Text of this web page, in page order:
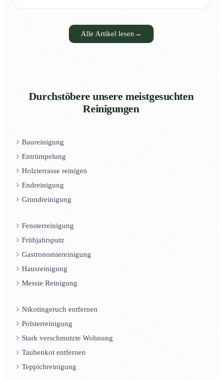
Alle Artikel lesen →
Durchstöbere unsere meistgesuchten
Reinigungen
Baureinigung
Entrümpelung
Holzterrasse reinigen
Endreinigung
Grundreinigung
Fensterreinigung
Frühjahrsputz
Gastronomiereinigung
Hausreinigung
Messie Reinigung
Nikotingeruch entfernen
Polsterreinigung
Stark verschmutzte Wohnung
Taubenkot entfernen
Teppichreinigung